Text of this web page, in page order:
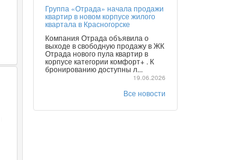
Группа «Отрада» начала продажи
квартир в новом корпусе жилого
квартала в Красногорске
Компания Отрада объявила о
выходе в свободную продажу в ЖК
Отрада нового пула квартир в
корпусе категории комфорт+ . К
бронированию доступны л...
19.06.2026
Все новости